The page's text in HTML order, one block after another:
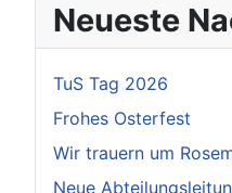
Neueste
TuS Tag 2026
Frohes Osterfest
Wir trauern um
Neue